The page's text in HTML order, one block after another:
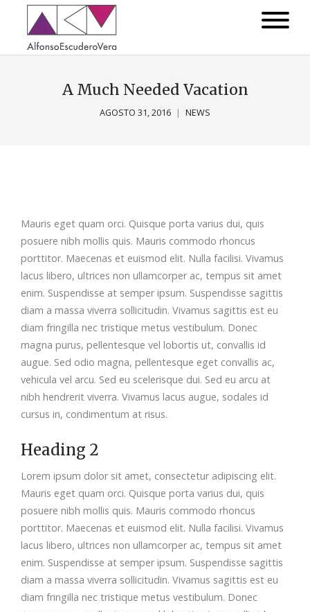
A Much Needed Vacation
AGOSTO 31, 2016 NEWS
Mauris eget quam orci. Quisque porta varius dui, quis
posuere nibh mollis quis. Mauris commodo rhoncus
porttitor. Maecenas et euismod elit. Nulla facilisi. Vivamus
lacus libero, ultrices non ullamcorper ac, tempus sit amet
enim. Suspendisse at semper ipsum. Suspendisse sagittis
diam a massa viverra sollicitudin. Vivamus sagittis est eu
diam fringilla nec tristique metus vestibulum. Donec
magna purus, pellentesque vel lobortis ut, convallis id
augue. Sed odio magna, pellentesque eget convallis ac,
vehicula vel arcu. Sed eu scelerisque dui. Sed eu arcu at
nibh hendrerit viverra. Vivamus lacus augue, sodales id
cursus in, condimentum at risus.
Heading 2
Lorem ipsum dolor sit amet, consectetur adipiscing elit.
Mauris eget quam orci. Quisque porta varius dui, quis
posuere nibh mollis quis. Mauris commodo rhoncus
porttitor. Maecenas et euismod elit. Nulla facilisi. Vivamus
lacus libero, ultrices non ullamcorper ac, tempus sit amet
enim. Suspendisse at semper ipsum. Suspendisse sagittis
diam a massa viverra sollicitudin. Vivamus sagittis est eu
diam fringilla nec tristique metus vestibulum. Donec